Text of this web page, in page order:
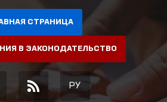
СТРАНИЦА
В ЗАКОНОДАТЕЛЬСТВО
РУ